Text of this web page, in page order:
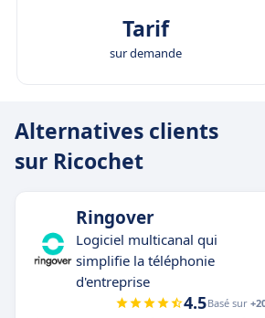
Tarif
sur demande
Alternatives clients
sur Ricochet
Ringover
Logiciel multicanal qui
simplifie la téléphonie
d'entreprise
4.5Basé sur